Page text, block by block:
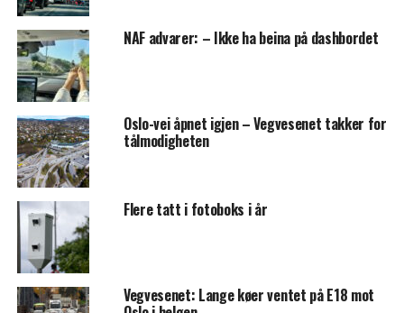
NAF advarer: – Ikke ha beina på dashbordet
Oslo-vei åpnet igjen – Vegvesenet takker for
tålmodigheten
Flere tatt i fotoboks i år
Vegvesenet: Lange køer ventet på E18 mot